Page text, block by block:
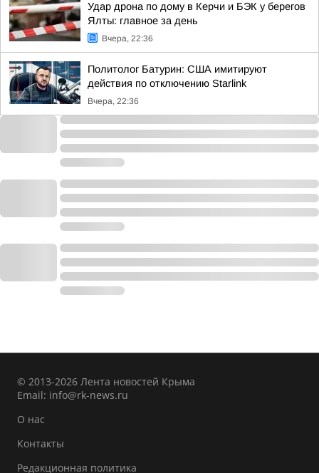
Удар дрона по дому в Керчи и БЭК у берегов
Ялты: главное за день
Вчера, 22:36
Политолог Батурин: США имитируют
действия по отключению Starlink
Вчера, 22:36
© 2013-2026 Лента новостей Крыма
Email: info@rk-news.ru
О нас
Контакты
Редакционная политика